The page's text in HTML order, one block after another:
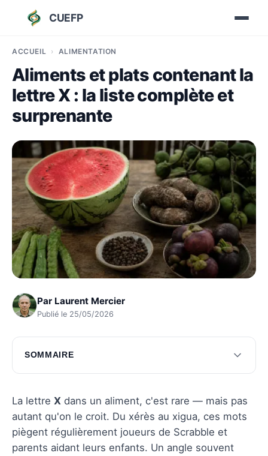
CUEFP
ACCUEIL ALIMENTATION
Aliments et plats contenant la
lettre X : la liste complète et
surprenante
Par Laurent Mercier
Publié le 25/05/2026
SOMMAIRE
Les incontournables de la gastronomie
Explorations des plats hors du commun
Questions fréquentes
La lettre X dans un aliment, c'est rare — mais pas
autant qu'on le croit. Du xérès au xigua, ces mots
piègent régulièrement joueurs de Scrabble et
parents aidant leurs enfants. Un angle souvent